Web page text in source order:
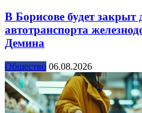
В Борисове будет закрыт
автотранспорта
Демина
Общество 06.08.2026